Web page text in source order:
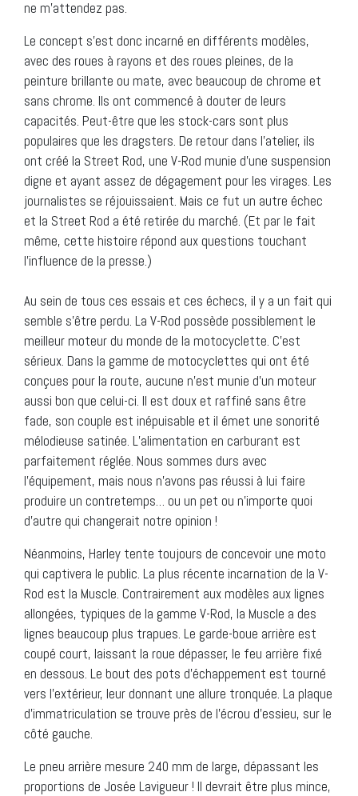
ne m’attendez pas.
Le concept s’est donc incarné en différents modèles,
avec des roues à rayons et des roues pleines, de la
peinture brillante ou mate, avec beaucoup de chrome et
sans chrome. Ils ont commencé à douter de leurs
capacités. Peut-être que les stock-cars sont plus
populaires que les dragsters. De retour dans l’atelier, ils
ont créé la Street Rod, une V-Rod munie d’une suspension
digne et ayant assez de dégagement pour les virages. Les
journalistes se réjouissaient. Mais ce fut un autre échec
et la Street Rod a été retirée du marché. (Et par le fait
même, cette histoire répond aux questions touchant
l’influence de la presse.)
Au sein de tous ces essais et ces échecs, il y a un fait qui
semble s’être perdu. La V-Rod possède possiblement le
meilleur moteur du monde de la motocyclette. C’est
sérieux. Dans la gamme de motocyclettes qui ont été
conçues pour la route, aucune n’est munie d’un moteur
aussi bon que celui-ci. Il est doux et raffiné sans être
fade, son couple est inépuisable et il émet une sonorité
mélodieuse satinée. L’alimentation en carburant est
parfaitement réglée. Nous sommes durs avec
l’équipement, mais nous n’avons pas réussi à lui faire
produire un contretemps… ou un pet ou n’importe quoi
d’autre qui changerait notre opinion !
Néanmoins, Harley tente toujours de concevoir une moto
qui captivera le public. La plus récente incarnation de la V-
Rod est la Muscle. Contrairement aux modèles aux lignes
allongées, typiques de la gamme V-Rod, la Muscle a des
lignes beaucoup plus trapues. Le garde-boue arrière est
coupé court, laissant la roue dépasser, le feu arrière fixé
en dessous. Le bout des pots d’échappement est tourné
vers l’extérieur, leur donnant une allure tronquée. La plaque
d’immatriculation se trouve près de l’écrou d’essieu, sur le
côté gauche.
Le pneu arrière mesure 240 mm de large, dépassant les
proportions de Josée Lavigueur ! Il devrait être plus mince,